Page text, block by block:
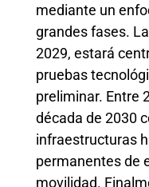
mediante un
grandes fases.
2029, estará
pruebas
preliminar. Entre
década de 2030
infraestructuras
permanentes de
movilidad.